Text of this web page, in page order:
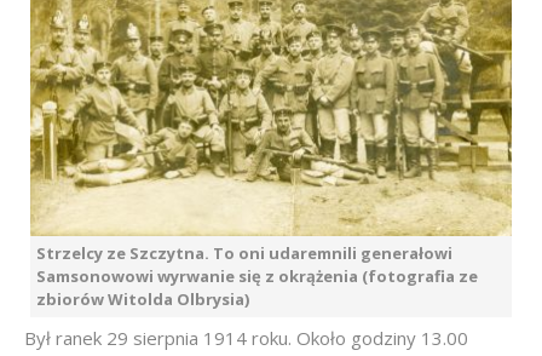
Strzelcy ze Szczytna. To oni udaremnili generałowi
Samsonowowi wyrwanie się z okrążenia (fotografia ze
zbiorów Witolda Olbrysia)
Był ranek 29 sierpnia 1914 roku. Około godziny 13.00